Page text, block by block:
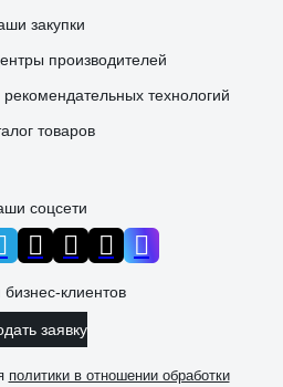
закупки
производителей
технологий
товаров
соцсети
бизнес-клиентов
заявку
политики в отношении обработки